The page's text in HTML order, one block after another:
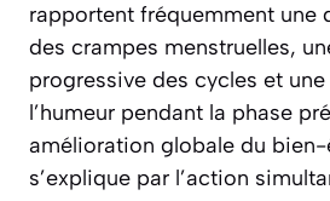
rapportent fréquemment une
des crampes menstruelles,
progressive des cycles et
l’humeur pendant la phase
amélioration globale du bien-
s’explique par l’action